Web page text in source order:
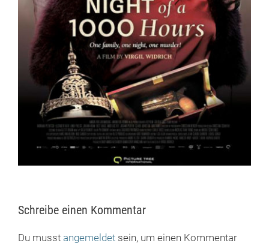
Schreibe einen Kommentar
Du musst angemeldet sein, um einen Kommentar